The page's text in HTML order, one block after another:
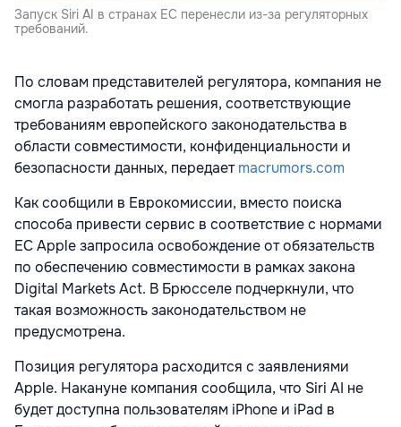
Запуск Siri AI в странах ЕС перенесли из-за регуляторных
требований.
По словам представителей регулятора, компания не
смогла разработать решения, соответствующие
требованиям европейского законодательства в
области совместимости, конфиденциальности и
безопасности данных, передаетmacrumors.com
Как сообщили в Еврокомиссии, вместо поиска
способа привести сервис в соответствие с нормами
ЕС Apple запросила освобождение от обязательств
по обеспечению совместимости в рамках закона
Digital Markets Act. В Брюсселе подчеркнули, что
такая возможность законодательством не
предусмотрена.
Позиция регулятора расходится с заявлениями
Apple. Накануне компания сообщила, что Siri AI не
будет доступна пользователям iPhone и iPad в